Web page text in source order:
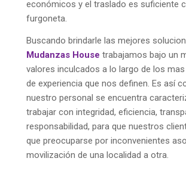
económicos y el traslado es suficiente
furgoneta.
Buscando brindarle las mejores
Mudanzas House trabajamos bajo un
valores inculcados a lo largo de los
de experiencia que nos definen. Es así
nuestro personal se encuentra
trabajar con integridad, eficiencia,
responsabilidad, para que nuestros
que preocuparse por inconvenientes
movilización de una localidad a otra.